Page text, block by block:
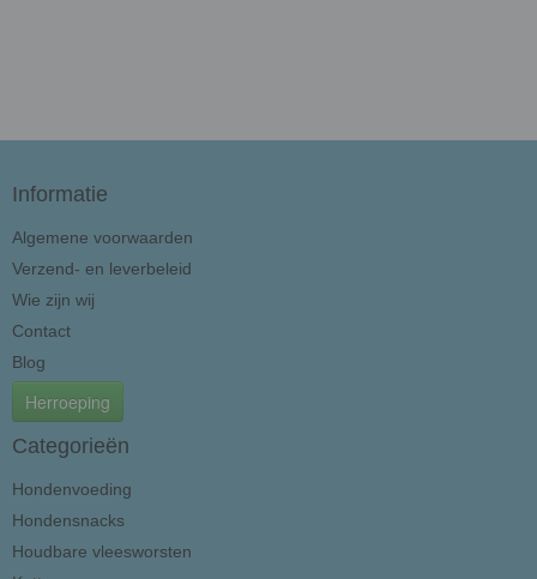
Informatie
Algemene voorwaarden
Verzend- en leverbeleid
Wie zijn wij
Contact
Blog
Herroeping
Categorieën
Hondenvoeding
Hondensnacks
Houdbare vleesworsten